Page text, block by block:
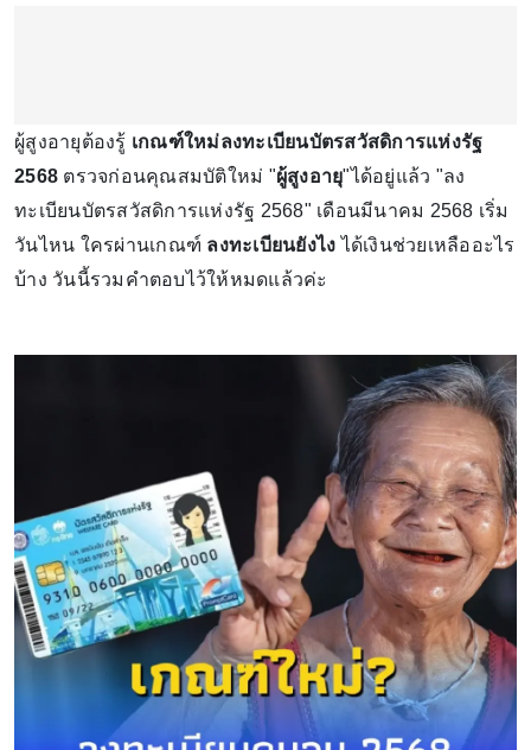
ผู้สูงอายุต้องรู้ เกณฑ์ใหม่ลงทะเบียนบัตรสวัสดิการแห่งรัฐ
2568 ตรวจก่อนคุณสมบัติใหม่ "ผู้สูงอายุ"ได้อยู่แล้ว "ลง
ทะเบียนบัตรสวัสดิการแห่งรัฐ 2568" เดือนมีนาคม 2568 เริ่ม
วันไหน ใครผ่านเกณฑ์ ลงทะเบียนยังไงได้เงินช่วยเหลืออะไร
บ้าง วันนี้รวมคำตอบไว้ให้หมดแล้วค่ะ